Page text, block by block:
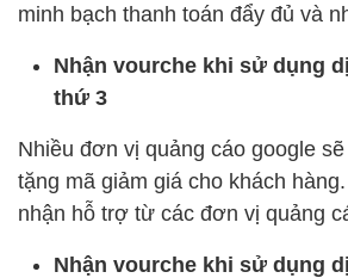
minh bạch thanh toán đẩy đủ và
Nhận vourche khi sử dụng
thứ 3
Nhiều đơn vị quảng cáo google
tặng mã giảm giá cho khách
nhận hỗ trợ từ các đơn vị quảng
Nhận vourche khi sử dụng